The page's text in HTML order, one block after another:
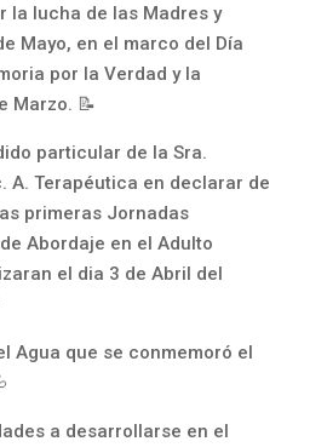
la lucha de las Madres y
Mayo, en el marco del Día
por la Verdad y la
Marzo. 📝
particular de la Sra.
A. Terapéutica en declarar de
primeras Jornadas
Abordaje en el Adulto
el dia 3 de Abril del
Agua que se conmemoró el
a desarrollarse en el